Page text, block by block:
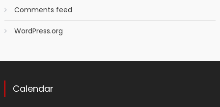
Comments feed
WordPress.org
Calendar